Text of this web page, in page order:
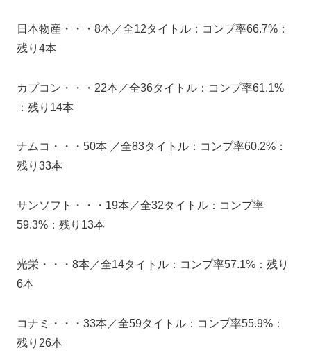
日本物産・・・8本／全12タイトル：コンプ率66.7%：
残り4本
カプコン・・・22本／全36タイトル：コンプ率61.1%
：残り14本
ナムコ・・・50本 ／全83タイトル：コンプ率60.2%：
残り33本
サンソフト・・・19本／全32タイトル：コンプ率
59.3%：残り13本
光栄・・・8本／全14タイトル：コンプ率57.1%：残り
6本
コナミ・・・33本／全59タイトル：コンプ率55.9%：
残り26本